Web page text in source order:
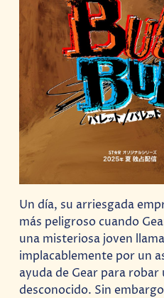
Un día, su arriesgada
más peligroso cuando
una misteriosa joven
implacablemente por un
ayuda de Gear para
desconocido. Sin